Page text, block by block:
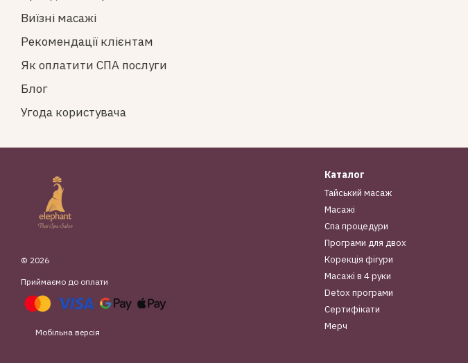
Виїзні масажі
Рекомендації клієнтам
Як оплатити СПА послуги
Блог
Угода користувача
© 2026
Приймаємо до оплати
Мобільна версія
Каталог
Тайський масаж
Масажі
Спа процедури
Програми для двох
Корекція фігури
Масажі в 4 руки
Detox програми
Сертифікати
Мерч